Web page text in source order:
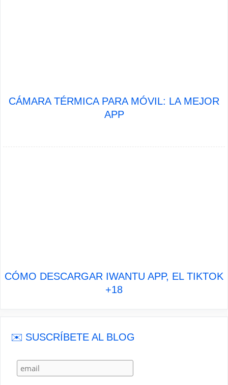
CÁMARA TÉRMICA PARA MÓVIL: LA MEJOR
APP
CÓMO DESCARGAR IWANTU APP, EL TIKTOK
+18
✉️ SUSCRÍBETE AL BLOG